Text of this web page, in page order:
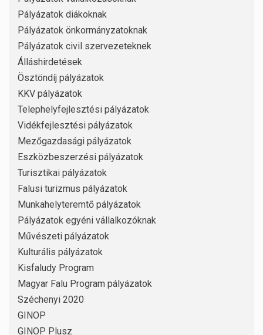
Pályázatok diákoknak
Pályázatok önkormányzatoknak
Pályázatok civil szervezeteknek
Álláshirdetések
Ösztöndíj pályázatok
KKV pályázatok
Telephelyfejlesztési pályázatok
Vidékfejlesztési pályázatok
Mezőgazdasági pályázatok
Eszközbeszerzési pályázatok
Turisztikai pályázatok
Falusi turizmus pályázatok
Munkahelyteremtő pályázatok
Pályázatok egyéni vállalkozóknak
Művészeti pályázatok
Kulturális pályázatok
Kisfaludy Program
Magyar Falu Program pályázatok
Széchenyi 2020
GINOP
GINOP Plusz